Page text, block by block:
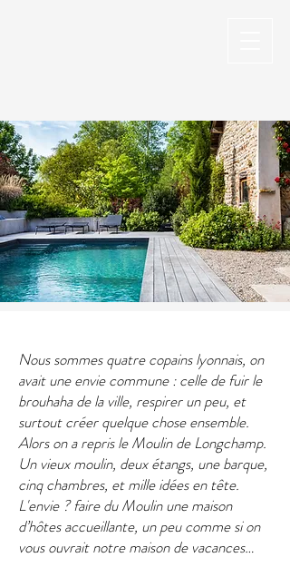
Nous sommes quatre copains lyonnais, on
avait une envie commune : celle de fuir le
brouhaha de la ville, respirer un peu, et
surtout créer quelque chose ensemble.
​Alors on a repris le Moulin de Longchamp.
Un vieux moulin, deux étangs, une barque,
cinq chambres, et mille idées en tête.
L'envie ? faire du Moulin une maison
d’hôtes accueillante, un peu comme si on
vous ouvrait notre maison de vacances…